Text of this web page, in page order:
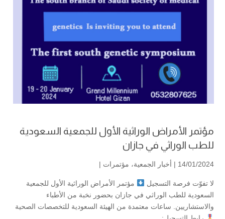
مؤتمر الأمراض الوراثية الأول للجمعية السعودية
للطب الوراثي في جازان
14/01/2024 | أخبار الجمعية، مؤتمرات |
لا تفوّت فرصة التسجيل
مؤتمر الأمراض الوراثية الأول للجمعية
السعودية للطب الوراثي في جازان بحضور نخبة من الأطباء
والاستشاريين. ساعات معتمدة من الهيئة السعودية للتخصصات الصحية